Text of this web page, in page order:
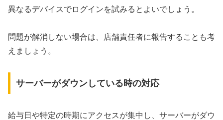
異なるデバイスでログインを試みるとよいでしょう。
問題が解消しない場合は、店舗責任者に報告することも考
えましょう。
サーバーがダウンしている時の対応
給与日や特定の時期にアクセスが集中し、サーバーがダウ